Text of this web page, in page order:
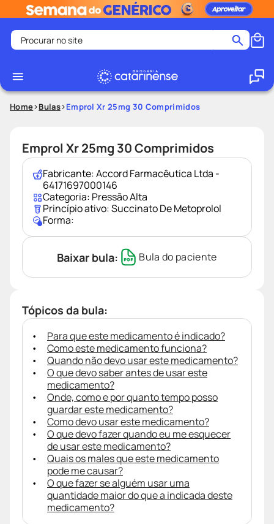
Procurar no site
1
2º
medley
4º
tadalafila
5º
ozivy
lenço umedecido
protetor solar
desodorante
9º
fralda pampers
teste gravidez
Home Bulas Emprol Xr 25mg 30 Comprimidos
Emprol Xr 25mg 30 Comprimidos
Fabricante:Accord Farmacêutica Ltda -
64171697000146
Categoria: Pressão Alta
Princípio ativo:Succinato De Metoprolol
Forma:
Baixar bula: Bula do paciente
Tópicos da bula:
Para que este medicamento é indicado?
Como este medicamento funciona?
Quando não devo usar este medicamento?
O que devo saber antes de usar este
medicamento?
Onde, como e por quanto tempo posso
guardar este medicamento?
Como devo usar este medicamento?
O que devo fazer quando eu me esquecer
de usar este medicamento?
Quais os males que este medicamento
pode me causar?
O que fazer se alguém usar uma
quantidade maior do que a indicada deste
medicamento?